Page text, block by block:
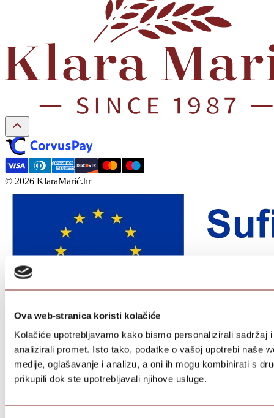
Ova web-stranica koristi kolačiće
Kolačiće upotrebljavamo kako bismo personalizirali sadržaj
analizirali promet. Isto tako, podatke o vašoj upotrebi naše
medije, oglašavanje i analizu, a oni ih mogu kombinirati s
prikupili dok ste upotrebljavali njihove usluge.
© 2026 KlaraMarić.hr